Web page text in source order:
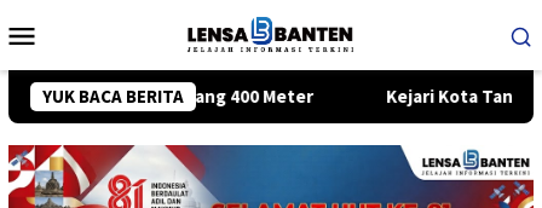
ke
Mobile
YUK BACA BERITA
Sepanjang 400 Meter Kejari Kota Tangerang Tetapkan